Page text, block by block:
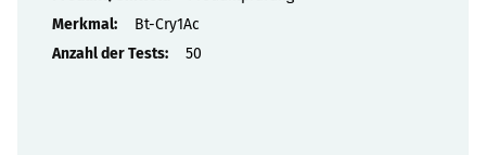
Bt-Cry1Ac
50